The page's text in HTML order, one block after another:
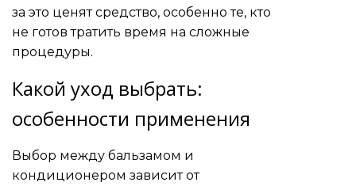
за это ценят средство, особенно те, кто
не готов тратить время на сложные
процедуры.
Какой уход выбрать:
особенности применения
Выбор между бальзамом и
кондиционером зависит от